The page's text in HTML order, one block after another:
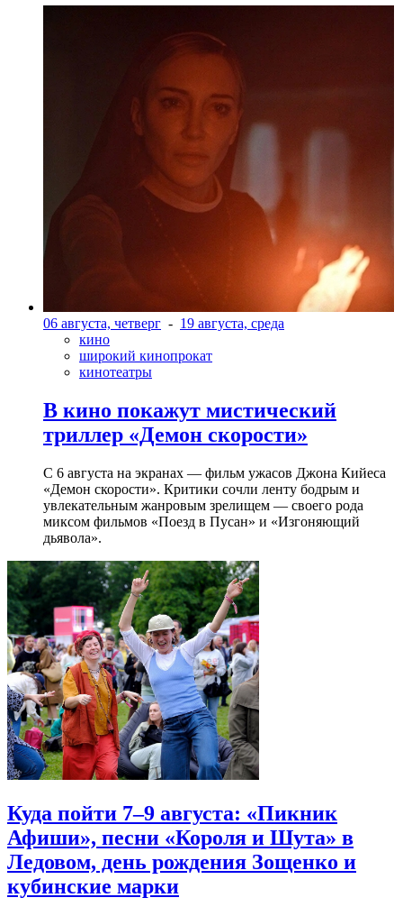
06 августа, четверг - 19 августа, среда
кино
широкий кинопрокат
кинотеатры
В кино покажут мистический
триллер «Демон скорости»
С 6 августа на экранах — фильм ужасов Джона Кийеса
«Демон скорости». Критики сочли ленту бодрым и
увлекательным жанровым зрелищeм — своего рода
миксом фильмов «Поезд в Пусан» и «Изгоняющий
дьявола».
Куда пойти 7–9 августа: «Пикник
Афиши», песни «Короля и Шута» в
Ледовом, день рождения Зощенко и
кубинские марки